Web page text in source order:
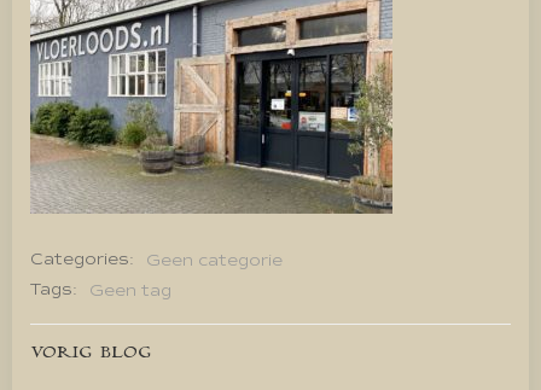
Categories:
Geen categorie
Tags:
Geen tag
Bericht
VORIG BLOG